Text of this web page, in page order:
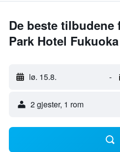
De beste tilbudene
Park Hotel Fukuoka
lø. 15.8. -
2 gjester, 1 rom